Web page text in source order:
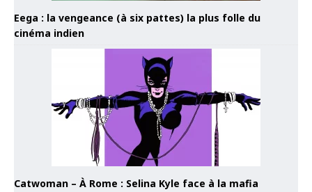
Eega : la vengeance (à six pattes) la plus folle du
cinéma indien
Catwoman – À Rome : Selina Kyle face à la mafia